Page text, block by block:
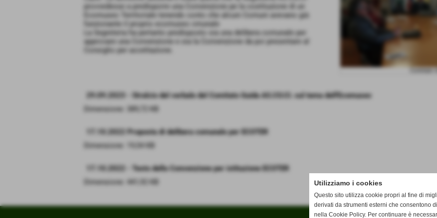
Comitato
provvedesse a predisporre una Convenzione pe la costituzione di un
Ecomuseo Territoriale tenendo conto che alcuni Comuni avevano già
funzionante il proprio ecomuseo cmunale
La Segreteria ha pertanto predisposto sia una delibera comunale per
approvare una Convenzione e sia la Convenzione da poi presentare al
Consiglio per accettazione.
29.09.2023 - Stralcio del verbale del Comitato Guida AS.CO.CI. sul tema dell'Ecomuseo
Dimensione: 389,72 KB
17.10.2022 Proposta di delibera comunale per ECOTER
Dimensione: 19,54 KB
17.10.2022 - Testo della Convenzione per istituzione ECOTER
Dimensione: 441,92 KB
Utilizziamo i cookies
Questo sito utilizza cookie propri al fine di
derivati da strumenti esterni che consentono
nella Cookie Policy. Per continuare è